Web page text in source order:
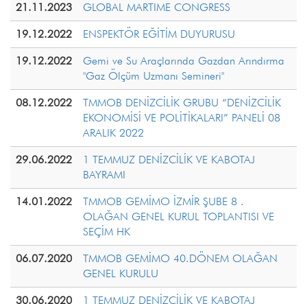
21.11.2023 GLOBAL MARTIME CONGRESS
19.12.2022 ENSPEKTÖR EĞİTİM DUYURUSU
19.12.2022
Gemi ve Su Araçlarında Gazdan Arındırma
"Gaz Ölçüm Uzmanı Semineri"
08.12.2022
TMMOB DENİZCİLİK GRUBU “DENİZCİLİK
EKONOMİSİ VE POLİTİKALARI” PANELİ 08
ARALIK 2022
29.06.2022
1 TEMMUZ DENİZCİLİK VE KABOTAJ
BAYRAMI
14.01.2022
TMMOB GEMİMO İZMİR ŞUBE 8 .
OLAĞAN GENEL KURUL TOPLANTISI VE
SEÇİM HK
06.07.2020
TMMOB GEMİMO 40.DÖNEM OLAĞAN
GENEL KURULU
30.06.2020
1 TEMMUZ DENİZCİLİK VE KABOTAJ